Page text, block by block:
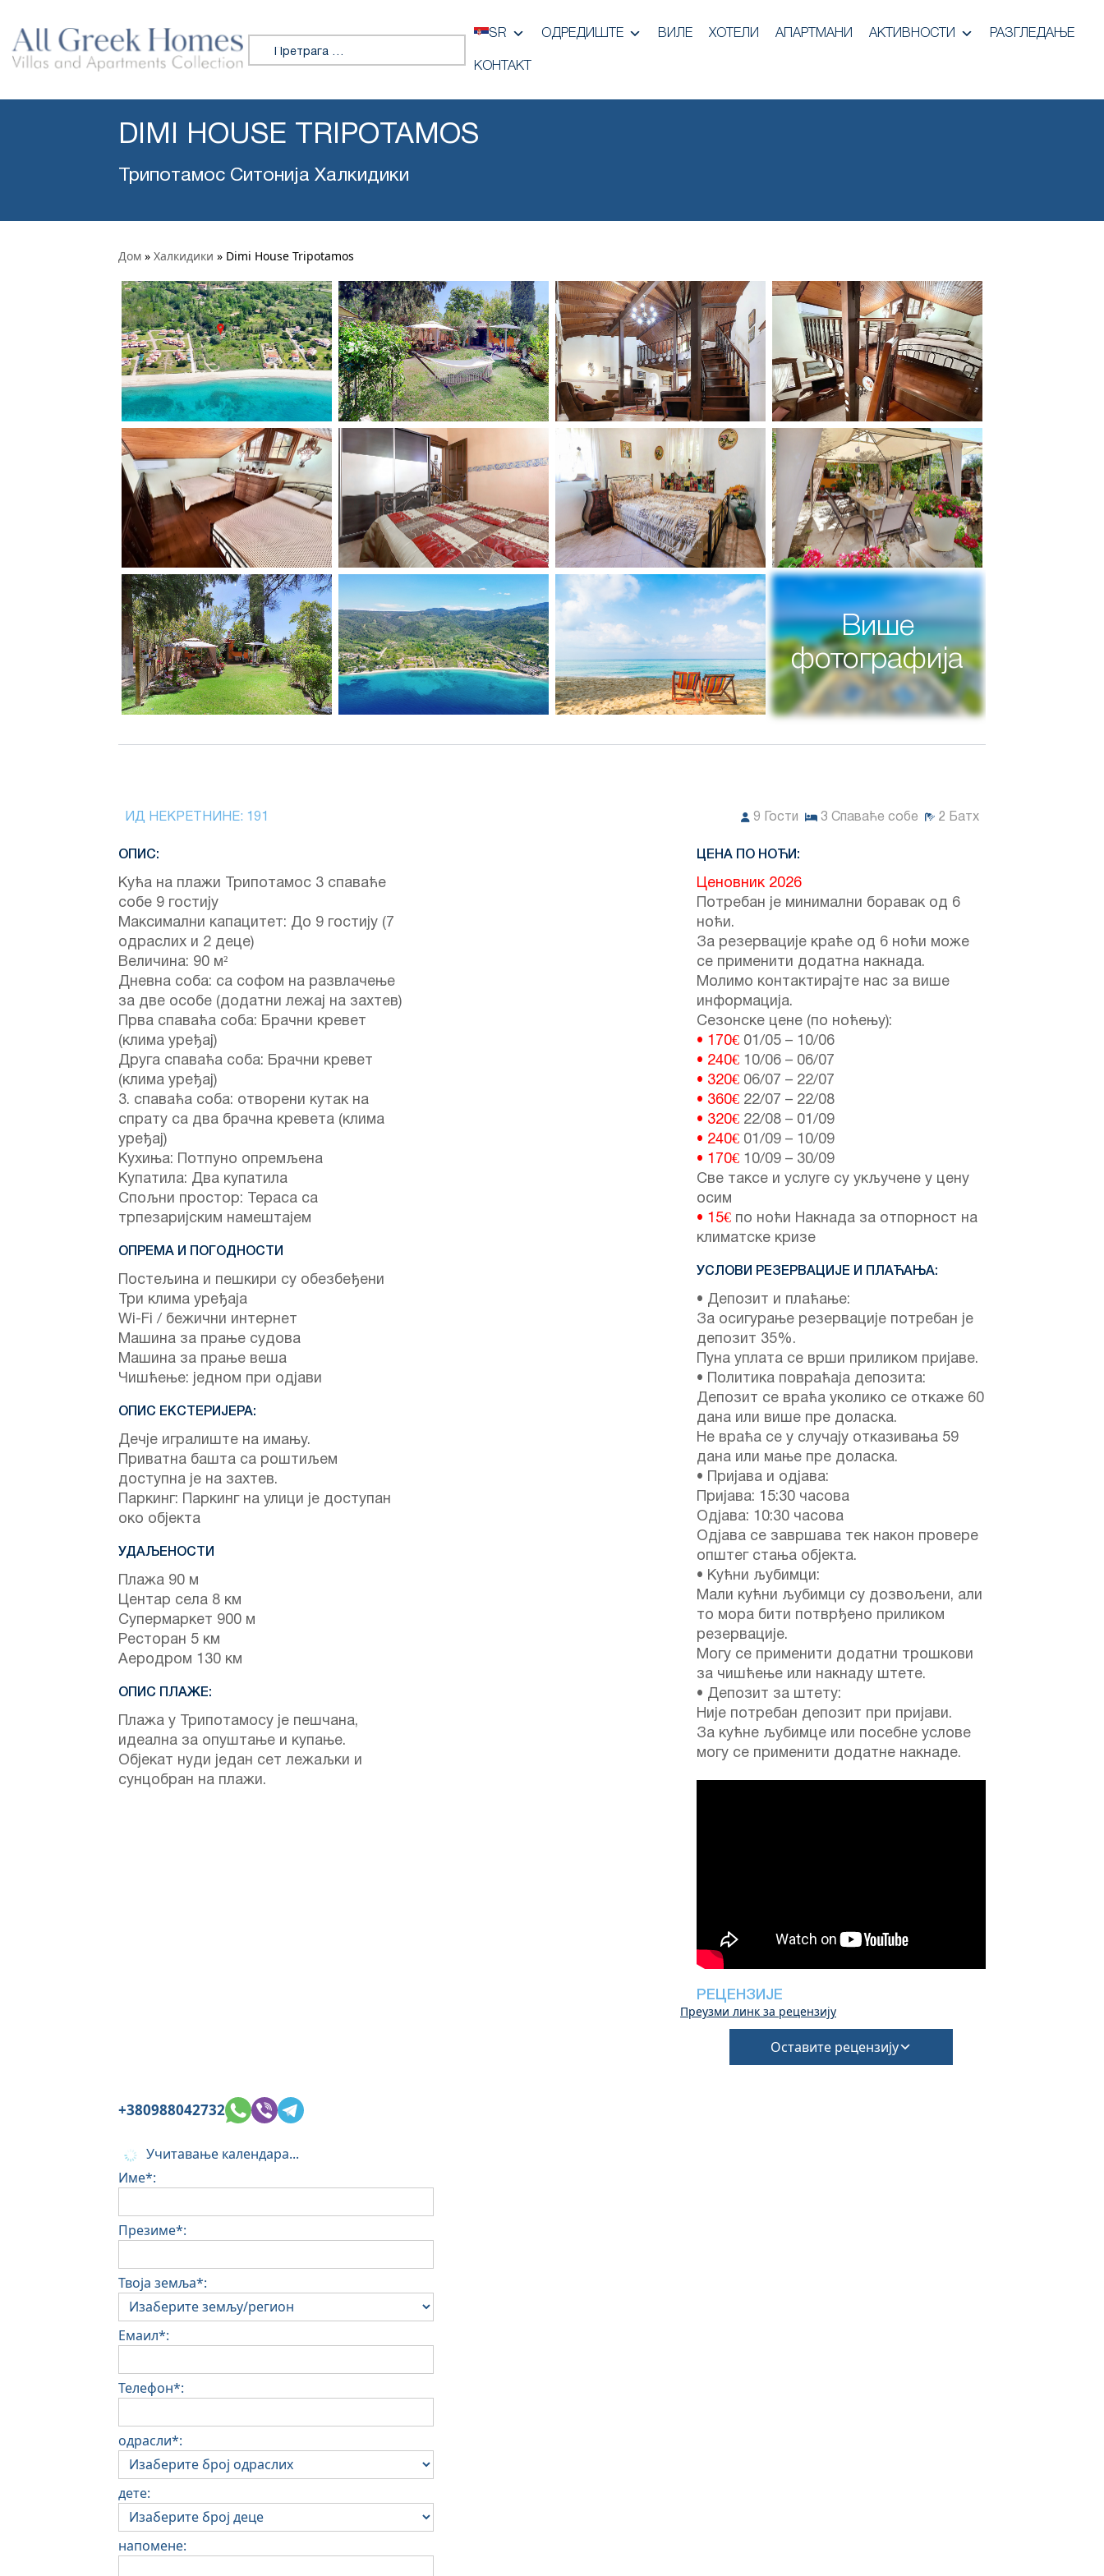
Претражи:
SR ОДРЕДИШТЕ ВИЛЕ ХОТЕЛИ АПАРТМАНИ АКТИВНОСТИ РАЗГЛЕДАЊЕ
КОНТАКТ
DIMI HOUSE TRIPOTAMOS
Трипотамос Ситонија Халкидики
Дом » Халкидики » Dimi House Tripotamos
Више
фотографија
ИД НЕКРЕТНИНЕ: 191 9 Гости 3 Спаваће собе 2 Батх
ОПИС:
Кућа на плажи Трипотамос 3 спаваће
собе 9 гостију
Максимални капацитет: До 9 гостију (7
одраслих и 2 деце)
Величина: 90 м²
Дневна соба: са софом на развлачење
за две особе (додатни лежај на захтев)
Прва спаваћа соба: Брачни кревет
(клима уређај)
Друга спаваћа соба: Брачни кревет
(клима уређај)
3. спаваћа соба: отворени кутак на
спрату са два брачна кревета (клима
уређај)
Кухиња: Потпуно опремљена
Купатила: Два купатила
Спољни простор: Тераса са
трпезаријским намештајем
ОПРЕМА И ПОГОДНОСТИ
Постељина и пешкири су обезбеђени
Три клима уређаја
Wi-Fi / бежични интернет
Машина за прање судова
Машина за прање веша
Чишћење: једном при одјави
ОПИС ЕКСТЕРИЈЕРА:
Дечје игралиште на имању.
Приватна башта са роштиљем
доступна је на захтев.
Паркинг: Паркинг на улици је доступан
око објекта
УДАЉЕНОСТИ
Плажа 90 м
Центар села 8 км
Супермаркет 900 м
Ресторан 5 км
Аеродром 130 км
ОПИС ПЛАЖЕ:
Плажа у Трипотамосу је пешчана,
идеална за опуштање и купање.
Објекат нуди један сет лежаљки и
сунцобран на плажи.
ЦЕНА ПО НОЋИ:
Ценовник 2026
Потребан је минимални боравак од 6
ноћи.
За резервације краће од 6 ноћи може
се применити додатна накнада.
Молимо контактирајте нас за више
информација.
Сезонске цене (по ноћењу):
• 170€ 01/05 – 10/06
• 240€ 10/06 – 06/07
• 320€ 06/07 – 22/07
• 360€ 22/07 – 22/08
• 320€ 22/08 – 01/09
• 240€ 01/09 – 10/09
• 170€ 10/09 – 30/09
Све таксе и услуге су укључене у цену
осим
• 15€ по ноћи Накнада за отпорност на
климатске кризе
УСЛОВИ РЕЗЕРВАЦИЈЕ И ПЛАЋАЊА:
• Депозит и плаћање:
За осигурање резервације потребан је
депозит 35%.
Пуна уплата се врши приликом пријаве.
• Политика повраћаја депозита:
Депозит се враћа уколико се откаже 60
дана или више пре доласка.
Не враћа се у случају отказивања 59
дана или мање пре доласка.
• Пријава и одјава:
Пријава: 15:30 часова
Одјава: 10:30 часова
Одјава се завршава тек након провере
општег стања објекта.
• Кућни љубимци:
Мали кућни љубимци су дозвољени, али
то мора бити потврђено приликом
резервације.
Могу се применити додатни трошкови
за чишћење или накнаду штете.
• Депозит за штету:
Није потребан депозит при пријави.
За кућне љубимце или посебне услове
могу се применити додатне накнаде.
РЕЦЕНЗИЈЕ
Преузми линк за рецензију
Оставите рецензију
+380988042732
Учитавање календара...
Име*:
Презиме*:
Твоја земља*:
Емаил*:
Телефон*:
одрасли*:
дете:
напомене: